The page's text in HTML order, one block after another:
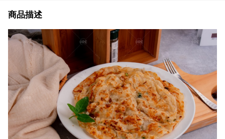
商品描述